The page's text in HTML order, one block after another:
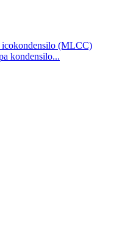
kondensilo...